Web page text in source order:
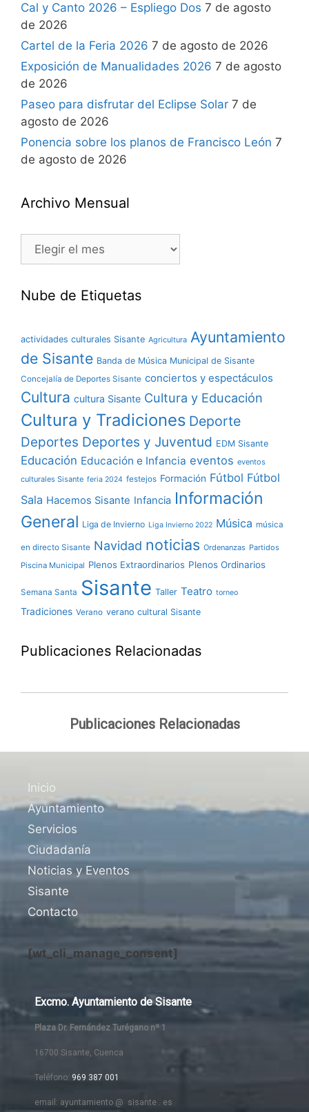
Cal y Canto 2026 – Espliego Dos 7 de agosto
de 2026
Cartel de la Feria 2026 7 de agosto de 2026
Exposición de Manualidades 2026 7 de agosto
de 2026
Paseo para disfrutar del Eclipse Solar 7 de
agosto de 2026
Ponencia sobre los planos de Francisco León 7
de agosto de 2026
Archivo Mensual
Nube de Etiquetas
actividades culturales Sisante Agricultura Ayuntamiento
de Sisante Banda de Música Municipal de Sisante
Concejalía de Deportes Sisante conciertos y espectáculos
Cultura cultura Sisante Cultura y Educación
Cultura y Tradiciones Deporte
Deportes Deportes y Juventud EDM Sisante
Educación Educación e Infancia eventos eventos
culturales Sisante feria 2024 festejos Formación Fútbol Fútbol
Sala Hacemos Sisante Infancia Información
General Liga de Invierno Liga Invierno 2022 Música música
en directo Sisante Navidad noticias Ordenanzas Partidos
Piscina Municipal Plenos Extraordinarios Plenos Ordinarios
Semana Santa Sisante Taller Teatro torneo
Tradiciones Verano verano cultural Sisante
Publicaciones Relacionadas
Publicaciones Relacionadas
Inicio
Ayuntamiento
Servicios
Ciudadanía
Noticias y Eventos
Sisante
Contacto
[wt_cli_manage_consent]
Excmo. Ayuntamiento de Sisante
Plaza Dr. Fernández Turégano nº 1
16700 Sisante, Cuenca
Teléfono: 969 387 001
email: ayuntamiento @ sisante . es